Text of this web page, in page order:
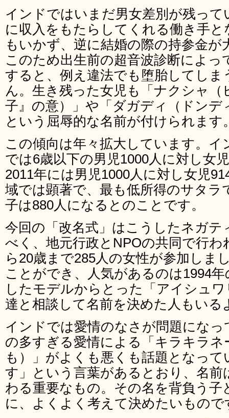
インドではいまだ男女差別が残って
に収入をもたらしてくれる働き手
もいかず、逆に結婚の際の持参金
このため出生前の超音波診断によっ
すると、例え違法でも堕胎してし
ん。生き残った女児も「ナクシャ
子』の意）」や「ダガディ（ドンデ
という屈辱的な名前が付けられます
この傾向は年々拡大しています。イ
では6歳以下の男児1000人に対し女
2011年には男児1000人に対し女児
域では顕著で、最も低所得のサタラ
子は880人になるとのことです。
今回の「改名式」はこうしたネガテ
べく、地元行政とNPOの共同で行
ら20歳まで285人の女性が参加しま
ことができ、人気があるのは1994
したモデルからとった「アイシュ
達と相談して名前を決めた人もいる
インドでは愛情のなさが問題にな
の多すぎる愛情による「キラキラネ
も）」がよくも悪くも話題となっ
す」という言葉があるとおり、名
わる重要なもの。その名を背負う子
に、よくよく考えて決めたいもので